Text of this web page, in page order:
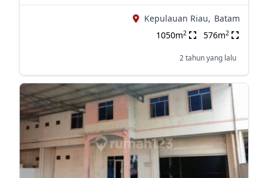
Kepulauan Riau, Batam
1050m2 576m2
2 tahun yang lalu